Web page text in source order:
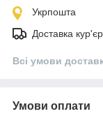
Укрпошта
Доставка
Всі умови
Умови оплати